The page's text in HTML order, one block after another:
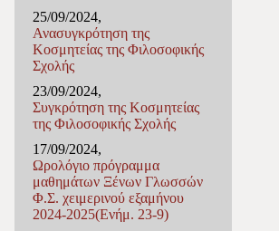
25/09/2024,
Ανασυγκρότηση της
Κοσμητείας της Φιλοσοφικής
Σχολής
23/09/2024,
Συγκρότηση της Κοσμητείας
της Φιλοσοφικής Σχολής
17/09/2024,
Ωρολόγιο πρόγραμμα
μαθημάτων Ξένων Γλωσσών
Φ.Σ. χειμερινού εξαμήνου
2024-2025(Ενήμ. 23-9)